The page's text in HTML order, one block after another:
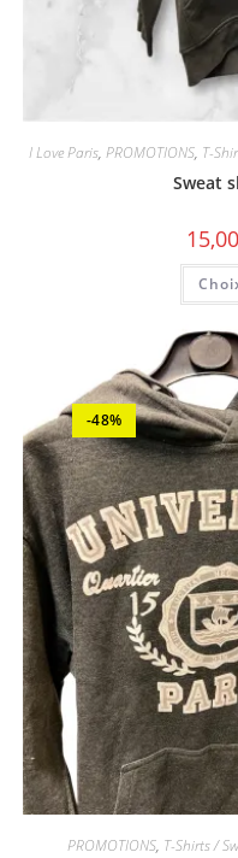
I Love Paris, PROMOTIONS, T-
Sweat
15,00
-48%
PROMOTIONS, T-Shirts /